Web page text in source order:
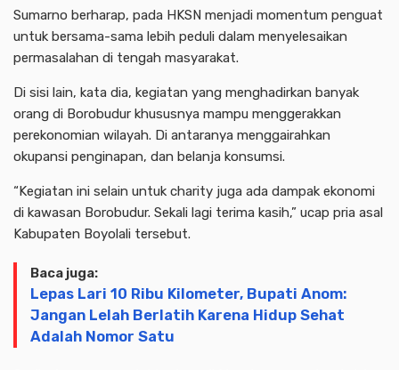
Sumarno berharap, pada HKSN menjadi momentum penguat
untuk bersama-sama lebih peduli dalam menyelesaikan
permasalahan di tengah masyarakat.
Di sisi lain, kata dia, kegiatan yang menghadirkan banyak
orang di Borobudur khususnya mampu menggerakkan
perekonomian wilayah. Di antaranya menggairahkan
okupansi penginapan, dan belanja konsumsi.
“Kegiatan ini selain untuk charity juga ada dampak ekonomi
di kawasan Borobudur. Sekali lagi terima kasih,” ucap pria asal
Kabupaten Boyolali tersebut.
Baca juga:
Lepas Lari 10 Ribu Kilometer, Bupati Anom:
Jangan Lelah Berlatih Karena Hidup Sehat
Adalah Nomor Satu